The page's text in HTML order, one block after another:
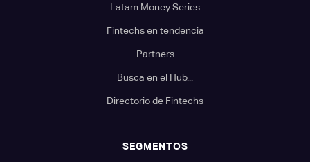
Latam Money Series
Fintechs en tendencia
Partners
Busca en el Hub...
Directorio de Fintechs
SEGMENTOS